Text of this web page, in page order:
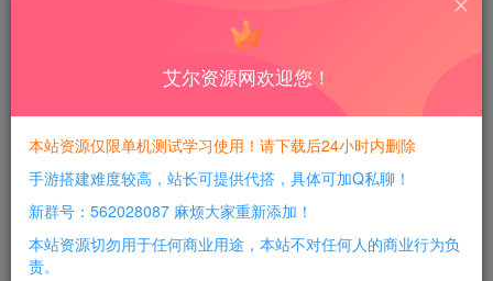
每日活跃最高可获得600积分！所有资源可以使用
积分免费兑换！
游戏介绍：
注意：此游戏并非最新版！只是因为原来的链接掉了重
新补的！
艾尔资源网欢迎您！
本站资源仅限单机测试学习使用！请下载后24小时内删除
手游搭建难度较高，站长可提供代搭，具体可加Q私聊！
新群号：562028087 麻烦大家重新添加！
本站资源切勿用于任何商业用途，本站不对任何人的商业行为负
责。